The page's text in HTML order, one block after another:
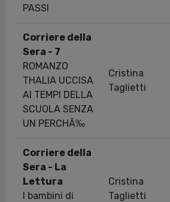
PASSI
Corriere della
Sera - 7
ROMANZO
THALIA UCCISA
AI TEMPI DELLA
SCUOLA SENZA
UN PERCHÃ‰
Cristina
Taglietti
Corriere della
Sera - La
Lettura
I bambini di
Cristina
Taglietti